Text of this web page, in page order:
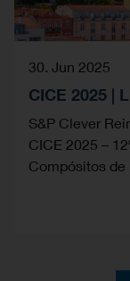
30. Jun 2025
CICE 2025 |
S&P Clever
CICE 2025 –
Compósitos de